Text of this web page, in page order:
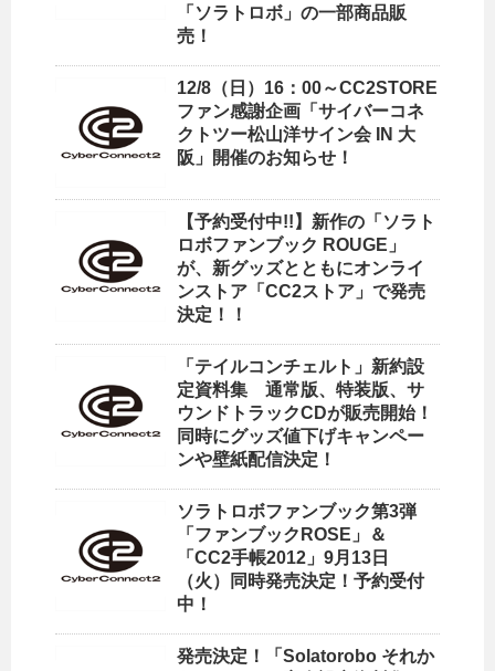
「ソラトロボ」の一部商品販
売！
12/8（日）16：00～CC2STORE
ファン感謝企画「サイバーコネ
クトツー松山洋サイン会 IN 大
阪」開催のお知らせ！
【予約受付中!!】新作の「ソラト
ロボファンブック ROUGE」
が、新グッズとともにオンライ
ンストア「CC2ストア」で発売
決定！！
「テイルコンチェルト」新約設
定資料集 通常版、特装版、サ
ウンドトラックCDが販売開始！
同時にグッズ値下げキャンペー
ンや壁紙配信決定！
ソラトロボファンブック第3弾
「ファンブックROSE」＆
「CC2手帳2012」9月13日
（火）同時発売決定！予約受付
中！
発売決定！「Solatorobo それか